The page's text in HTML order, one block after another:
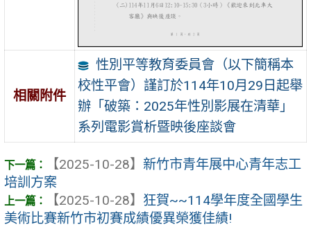
相關附件
性別平等教育委員會（以下簡稱本
校性平會）謹訂於114年10月29日起舉
辦「破築：2025年性別影展在清華」
系列電影賞析暨映後座談會
【2025-10-28】 新竹市青年展中心青年志工
培訓方案
【2025-10-28】 狂賀~~114學年度全國學生
美術比賽新竹市初賽成績優異榮獲佳績!